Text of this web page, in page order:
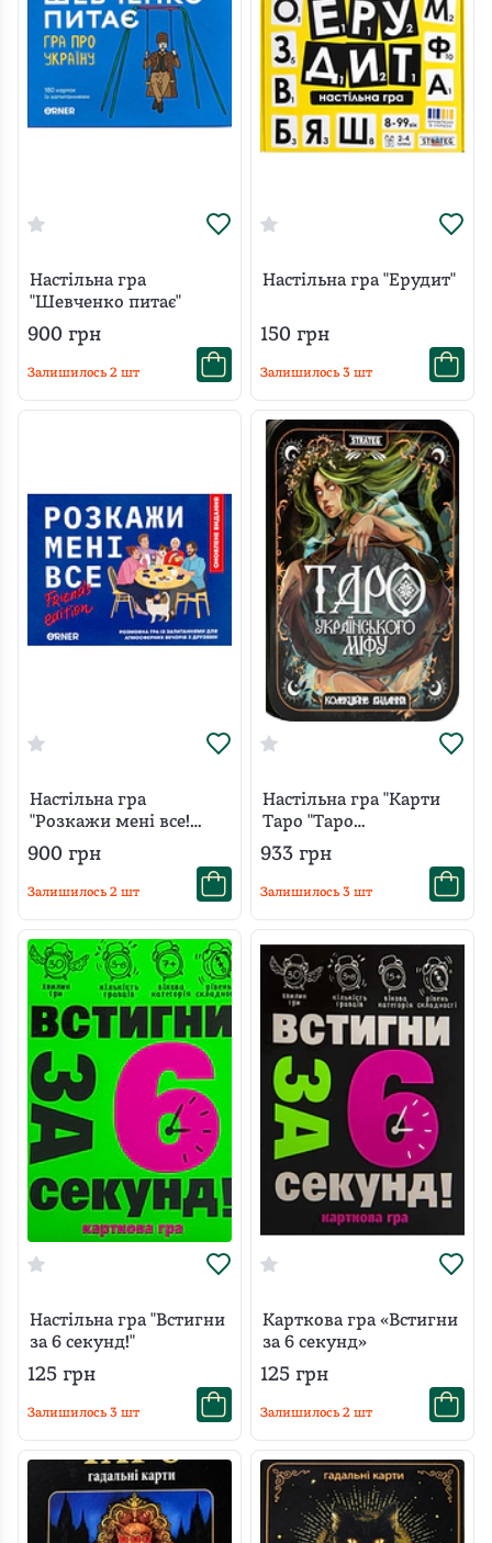
Настільна гра
"Шевченко питає"
900 грн
Залишилось 2 шт
Настільна гра "Ерудит"
150 грн
Залишилось 3 шт
Настільна гра
"Розкажи мені все!
Friends edition"
900 грн
Залишилось 2 шт
Настільна гра "Карти
Таро "Таро
українського міфу"
933 грн
Залишилось 3 шт
Настільна гра "Встигни
за 6 секунд!"
125 грн
Залишилось 3 шт
Карткова гра «Встигни
за 6 секунд»
125 грн
Залишилось 2 шт